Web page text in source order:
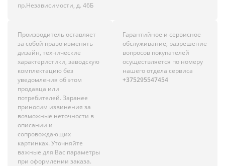
пр.Независимости, д. 46Б
Производитель оставляет
за собой право изменять
дизайн, технические
характеристики, заводскую
комплектацию без
уведомления об этом
продавца или
потребителей. Заранее
приносим извинения за
возможные неточности в
описании и
сопровождающих
картинках. Уточняйте
важные для Вас параметры
при оформлении заказа.
Гарантийное и сервисное
обслуживание, разрешение
вопросов покупателей
осуществляется по номеру
нашего отдела сервиса
+375295547454